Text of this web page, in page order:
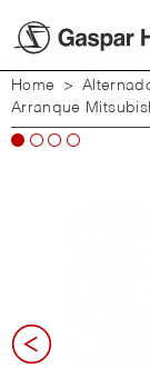
Home >
Arranque